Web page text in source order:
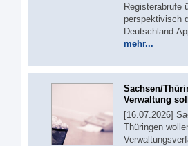
Registerabrufe
perspektivisch
Deutschland-
mehr...
Sachsen/
Verwaltung
[16.07.2026]
Thüringen